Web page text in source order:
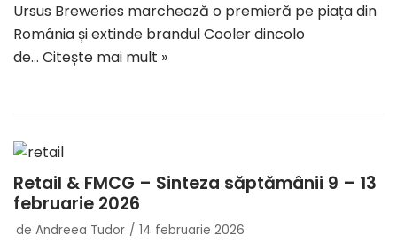
Ursus Breweries marchează o premieră pe piața din
România și extinde brandul Cooler dincolo
de… Citește mai mult »
Retail & FMCG – Sinteza săptămânii 9 – 13
februarie 2026
de Andreea Tudor 14 februarie 2026